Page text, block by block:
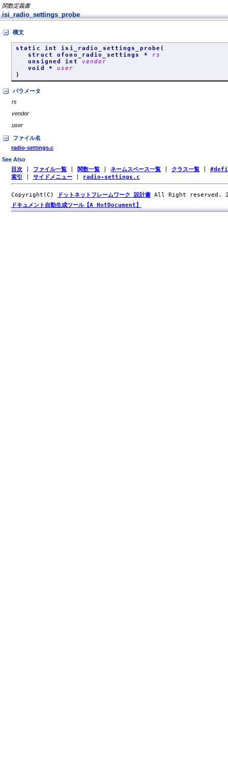
関数定義書
isi_radio_settings_probe
構文
static int isi_radio_settings_probe (
struct ofono_radio_settings * rs
unsigned int vendor
void *user
)
パラメータ
rs
vendor
user
ファイル名
radio-settings.c
See Also
目次 ファイル一覧 関数一覧 ネームスペース一覧 クラス一覧
索引
サイドメニュー radio-settings.c
Copyright(C) ドットネットフレームワーク 設計書 All Right reserved.
ドキュメント自動生成ツール【A HotDocument】